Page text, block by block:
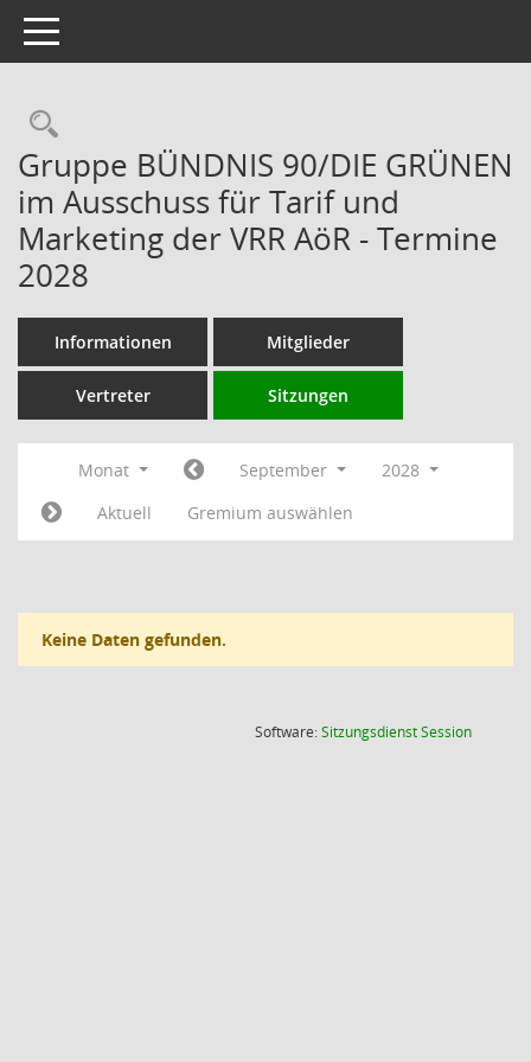
Toggle navigation
Rechercheauswahl
Gruppe BÜNDNIS 90/DIE GRÜNEN
im Ausschuss für Tarif und
Marketing der VRR AöR - Termine
2028
Informationen Mitglieder
Vertreter Sitzungen
Monat September
2028
Aktuell
Gremium auswählen
Keine Daten gefunden.
Software:SitzungsdienstSession(Wird in